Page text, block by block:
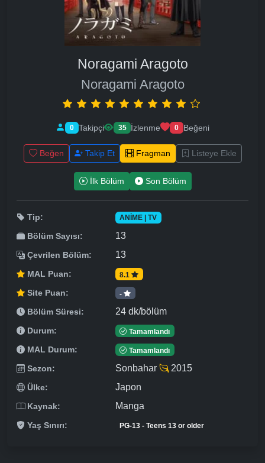
Noragami Aragoto
Noragami Aragoto
0 Takipçi 35 İzlenme 0 Beğeni
Beğen Takip Et Fragman Listeye Ekle
İlk Bölüm Son Bölüm
Tip: ANIME | TV
Bölüm Sayısı: 13
Çevrilen Bölüm: 13
MAL Puan: 8.1
Site Puan: -
Bölüm Süresi: 24 dk/bölüm
Durum: Tamamlandı
MAL Durum: Tamamlandı
Sezon: Sonbahar 2015
Ülke: Japon
Kaynak: Manga
Yaş Sınırı: PG-13 - Teens 13 or older